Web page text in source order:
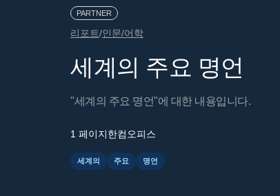
PARTNER
리포트/인문/어학
세계의 주요 명언
"세계의 주요 명언"에 대한 내용입니다.
1 페이지한컴오피스
세계의 주요 명언